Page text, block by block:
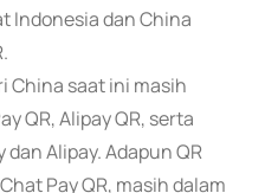
Indonesia dan China
China saat ini masih
QR, Alipay QR, serta
Alipay. Adapun QR
Pay QR, masih dalam